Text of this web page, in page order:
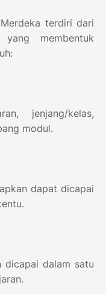
terdiri dari
membentuk
jenjang/kelas,
modul.
dapat dicapai
dicapai dalam satu